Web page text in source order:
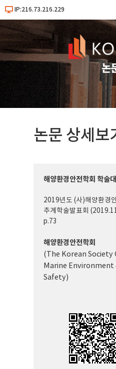
IP:216.73.216.229
논문 상세보
해양환경안전학회 학술
2019년도 (사)해양환경
추계학술발표회
p.73
해양환경안전학회
(The Korean Society
Marine Environment
Safety)